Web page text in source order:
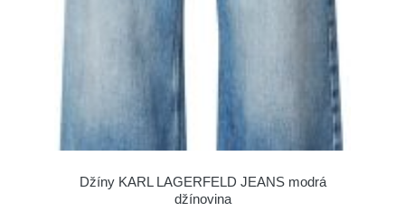
Džíny KARL LAGERFELD JEANS modrá
džínovina